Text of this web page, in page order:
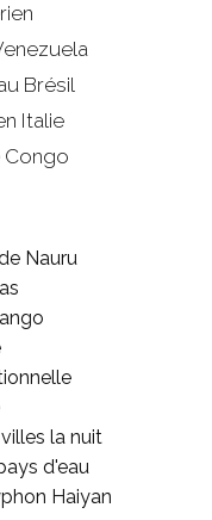
Brésil
Italie
Congo
Nauru
la nuit
d'eau
Haiyan